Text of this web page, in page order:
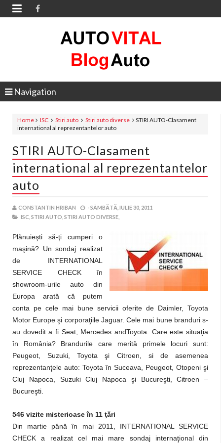

Navigation
Home ISC Stiri auto Stiri auto diverse
STIRI AUTO-Clasament
international al reprezentantelor auto
STIRI AUTO-Clasament
international al reprezentantelor
auto
CONSTANTIN HRIBAN -SÂMBĂTĂ, IULIE 30, 2011
ISC, STIRI AUTO, STIRI AUTO DIVERSE,
Plănuieşti să-ţi cumperi o
maşină? Un sondaj realizat
de INTERNATIONAL
SERVICE CHECK în
showroom-urile auto din
Europa arată că putem
conta pe cele mai bune servicii oferite de Daimler, Toyota
Motor Europe şi corporaţiile Jaguar. Cele mai bune branduri s-
au dovedit a fi Seat, Mercedes andToyota. Care este situaţia
în România? Brandurile care merită primele locuri sunt:
Peugeot, Suzuki, Toyota şi Citroen, si de asemenea
reprezentanţele auto: Toyota în Suceava, Peugeot, Otopeni şi
Cluj Napoca, Suzuki Cluj Napoca şi Bucureşti, Citroen –
Bucureşti.
546 vizite misterioase în 11 ţări
Din martie până în mai 2011, INTERNATIONAL SERVICE
CHECK a realizat cel mai mare sondaj internaţional din